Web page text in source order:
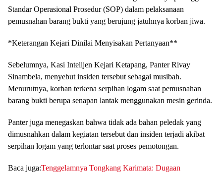
Standar Operasional Prosedur (SOP) dalam pelaksanaan
pemusnahan barang bukti yang berujung jatuhnya korban jiwa.
*Keterangan Kejari Dinilai Menyisakan Pertanyaan**
Sebelumnya, Kasi Intelijen Kejari Ketapang, Panter Rivay
Sinambela, menyebut insiden tersebut sebagai musibah.
Menurutnya, korban terkena serpihan logam saat pemusnahan
barang bukti berupa senapan lantak menggunakan mesin gerinda.
Panter juga menegaskan bahwa tidak ada bahan peledak yang
dimusnahkan dalam kegiatan tersebut dan insiden terjadi akibat
serpihan logam yang terlontar saat proses pemotongan.
Baca juga:Tenggelamnya Tongkang Karimata: Dugaan